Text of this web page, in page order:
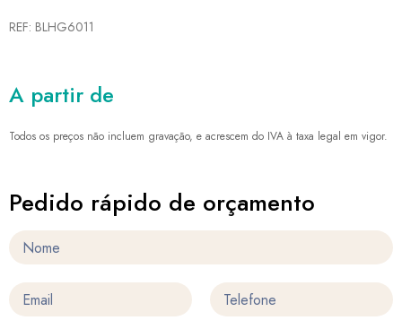
REF: BLHG6011
A partir de
Todos os preços não incluem gravação, e acrescem do IVA à taxa legal em vigor.
Pedido rápido de orçamento